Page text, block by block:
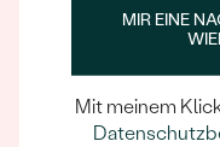
MIR EINE
Mit meinem